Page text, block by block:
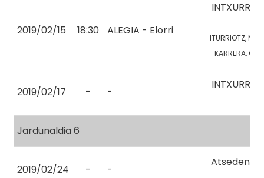
2019/02/15 18:30 ALEGIA - Elorri
INTXURRE
ITURRIOTZ, M.
KARRERA, O.
2019/02/17 - -
INTXURRE
Jardunaldia 6
2019/02/24 - -
Atsedena